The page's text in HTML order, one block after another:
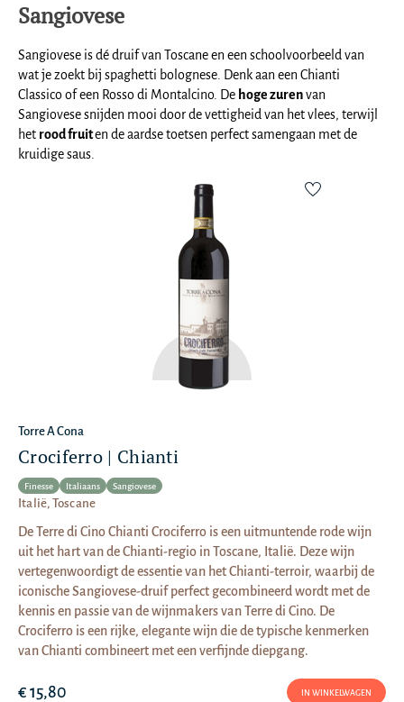
Sangiovese
Sangiovese is dé druif van Toscane en een schoolvoorbeeld van
wat je zoekt bij spaghetti bolognese. Denk aan een Chianti
Classico of een Rosso di Montalcino. De hoge zurenvan
Sangiovese snijden mooi door de vettigheid van het vlees, terwijl
het rood fruiten de aardse toetsen perfect samengaan met de
kruidige saus.
Torre A Cona
Crociferro | Chianti
Finesse Italiaans Sangiovese
Italië, Toscane
De Terre di Cino Chianti Crociferro is een uitmuntende rode wijn
uit het hart van de Chianti-regio in Toscane, Italië. Deze wijn
vertegenwoordigt de essentie van het Chianti-terroir, waarbij de
iconische Sangiovese-druif perfect gecombineerd wordt met de
kennis en passie van de wijnmakers van Terre di Cino. De
Crociferro is een rijke, elegante wijn die de typische kenmerken
van Chianti combineert met een verfijnde diepgang.
€ 15,80 IN WINKELWAGEN